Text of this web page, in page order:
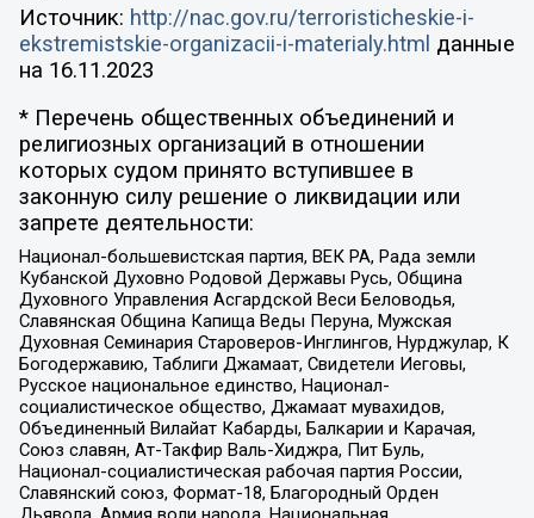
Источник: http://nac.gov.ru/terroristicheskie-i-
ekstremistskie-organizacii-i-materialy.html данные
на 16.11.2023
* Перечень общественных объединений и
религиозных организаций в отношении
которых судом принято вступившее в
законную силу решение о ликвидации или
запрете деятельности:
Национал-большевистская партия, ВЕК РА, Рада земли
Кубанской Духовно Родовой Державы Русь, Община
Духовного Управления Асгардской Веси Беловодья,
Славянская Община Капища Веды Перуна, Мужская
Духовная Семинария Староверов-Инглингов, Нурджулар, К
Богодержавию, Таблиги Джамаат, Свидетели Иеговы,
Русское национальное единство, Национал-
социалистическое общество, Джамаат мувахидов,
Объединенный Вилайат Кабарды, Балкарии и Карачая,
Союз славян, Ат-Такфир Валь-Хиджра, Пит Буль,
Национал-социалистическая рабочая партия России,
Славянский союз, Формат-18, Благородный Орден